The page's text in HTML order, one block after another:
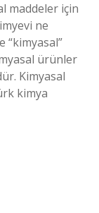
maddeler için
ne
“kimyasal”
ürünler
Kimyasal
kimya